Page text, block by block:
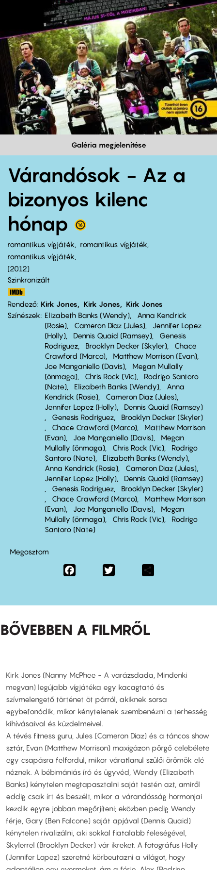
Galéria megjelenítése
Várandósok - Az a
bizonyos kilenc
hónap
romantikus vígjáték
romantikus vígjáték
romantikus vígjáték
2012
Szinkronizált
Rendező Kirk Jones Kirk Jones
Kirk Jones
Színészek
Elizabeth Banks (Wendy)
Anna Kendrick
(Rosie)
Cameron Diaz (Jules)
Jennifer Lopez
(Holly)
Dennis Quaid (Ramsey)
Genesis
Rodriguez
Brooklyn Decker (Skyler)
Chace
Crawford (Marco)
Matthew Morrison (Evan)
Joe Manganiello (Davis)
Megan Mullally
(önmaga)
Chris Rock (Vic)
Rodrigo Santoro
(Nate)
Elizabeth Banks (Wendy)
Anna
Kendrick (Rosie)
Cameron Diaz (Jules)
Jennifer Lopez (Holly)
Dennis Quaid (Ramsey)
Genesis Rodriguez
Brooklyn Decker (Skyler)
Chace Crawford (Marco)
Matthew Morrison
(Evan)
Joe Manganiello (Davis)
Megan
Mullally (önmaga)
Chris Rock (Vic)
Rodrigo
Santoro (Nate)
Elizabeth Banks (Wendy)
Anna Kendrick (Rosie)
Cameron Diaz (Jules)
Jennifer Lopez (Holly)
Dennis Quaid (Ramsey)
Genesis Rodriguez
Brooklyn Decker (Skyler)
Chace Crawford (Marco)
Matthew Morrison
(Evan)
Joe Manganiello (Davis)
Megan
Mullally (önmaga)
Chris Rock (Vic)
Rodrigo
Santoro (Nate)
Megosztom
Facebook
BŐVEBBEN A FILMRŐL
Kirk Jones (Nanny McPhee - A varázsdada, Mindenki
megvan) legújabb vígjátéka egy kacagtató és
szívmelengető történet öt párról, akiknek sorsa
egybefonódik, mikor kénytelenek szembenézni a terhesség
kihívásaival és küzdelmeivel.
A tévés fitness guru, Jules (Cameron Diaz) és a táncos show
sztár, Evan (Matthew Morrison) maxigázon pörgő celebélete
egy csapásra felfordul, mikor váratlanul szülői örömök elé
néznek. A bébimániás író és ügyvéd, Wendy (Elizabeth
Banks) kénytelen megtapasztalni saját testén azt, amiről
eddig csak írt és beszélt, mikor a várandósság hormonjai
kezdik egyre jobban megőrjíteni; eközben pedig Wendy
férje, Gary (Ben Falcone) saját apjával (Dennis Quaid)
kénytelen rivalizálni, aki sokkal fiatalabb feleségével,
Skylerrel (Brooklyn Decker) vár ikreket. A fotográfus Holly
(Jennifer Lopez) szeretné körbeutazni a világot, hogy